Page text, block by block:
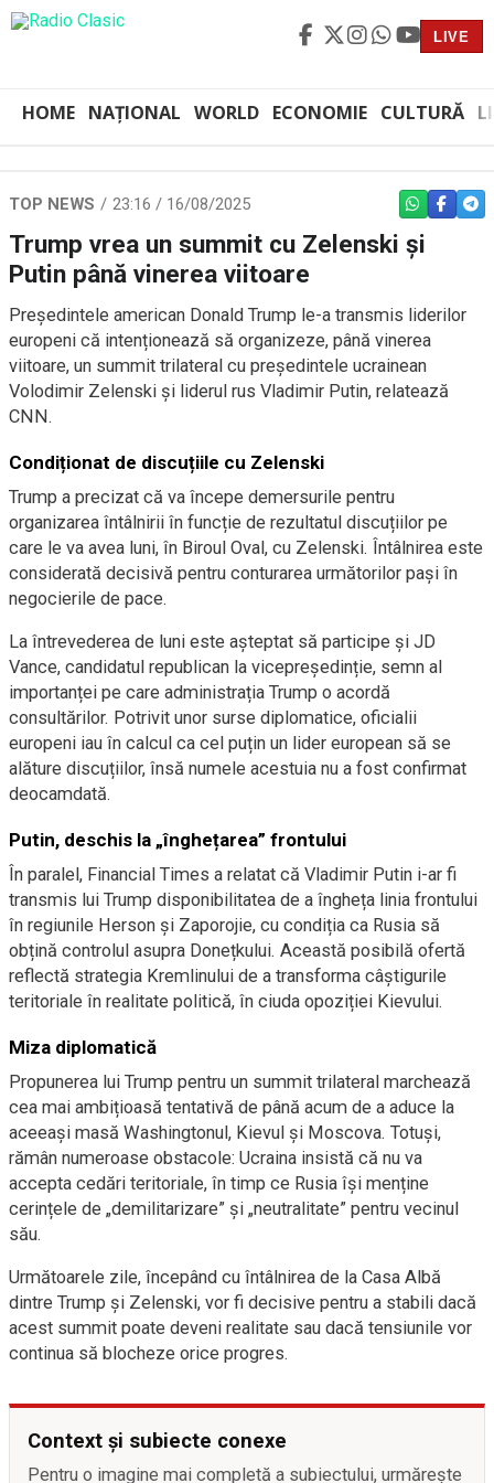
LIVE
HOME NAȚIONAL WORLD ECONOMIE CULTURĂ
TOP NEWS 23:16 / 16/08/2025 WHATSAPP
Trump vrea un summit cu Zelenski și
Putin până vinerea viitoare
Președintele american Donald Trump le-a transmis liderilor
europeni că intenționează să organizeze, până vinerea
viitoare, un summit trilateral cu președintele ucrainean
Volodimir Zelenski și liderul rus Vladimir Putin, relatează
CNN.
Condiționat de discuțiile cu Zelenski
Trump a precizat că va începe demersurile pentru
organizarea întâlnirii în funcție de rezultatul discuțiilor pe
care le va avea luni, în Biroul Oval, cu Zelenski. Întâlnirea este
considerată decisivă pentru conturarea următorilor pași în
negocierile de pace.
La întrevederea de luni este așteptat să participe și JD
Vance, candidatul republican la vicepreședinție, semn al
importanței pe care administrația Trump o acordă
consultărilor. Potrivit unor surse diplomatice, oficialii
europeni iau în calcul ca cel puțin un lider european să se
alăture discuțiilor, însă numele acestuia nu a fost confirmat
deocamdată.
Putin, deschis la „înghețarea” frontului
În paralel, Financial Times a relatat că Vladimir Putin i-ar fi
transmis lui Trump disponibilitatea de a îngheța linia frontului
în regiunile Herson și Zaporojie, cu condiția ca Rusia să
obțină controlul asupra Donețkului. Această posibilă ofertă
reflectă strategia Kremlinului de a transforma câștigurile
teritoriale în realitate politică, în ciuda opoziției Kievului.
Miza diplomatică
Propunerea lui Trump pentru un summit trilateral marchează
cea mai ambițioasă tentativă de până acum de a aduce la
aceeași masă Washingtonul, Kievul și Moscova. Totuși,
rămân numeroase obstacole: Ucraina insistă că nu va
accepta cedări teritoriale, în timp ce Rusia își menține
cerințele de „demilitarizare” și „neutralitate” pentru vecinul
său.
Următoarele zile, începând cu întâlnirea de la Casa Albă
dintre Trump și Zelenski, vor fi decisive pentru a stabili dacă
acest summit poate deveni realitate sau dacă tensiunile vor
continua să blocheze orice progres.
Context și subiecte conexe
Pentru o imagine mai completă a subiectului, urmărește